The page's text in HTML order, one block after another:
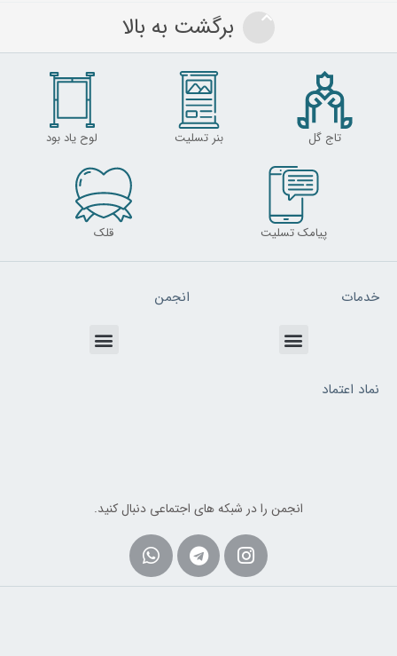
برگشت به بالا
تاج گل بنر تسلیت لوح یاد بود
پیامک تسلیت قلک
خدمات
Menu
انجمن
Menu
نماد اعتماد
انجمن را در شبکه های اجتماعی دنبال کنید.
Instagram
Telegram
Whatsapp